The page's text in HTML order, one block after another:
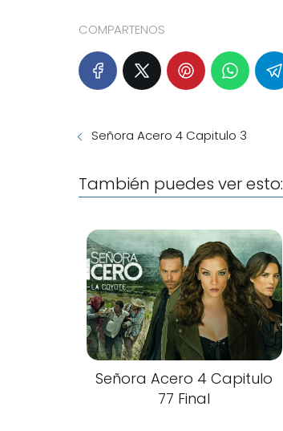
COMPARTENOS
Señora Acero 4 Capitulo 3
También puedes ver esto:
Señora Acero 4 Capitulo
77 Final